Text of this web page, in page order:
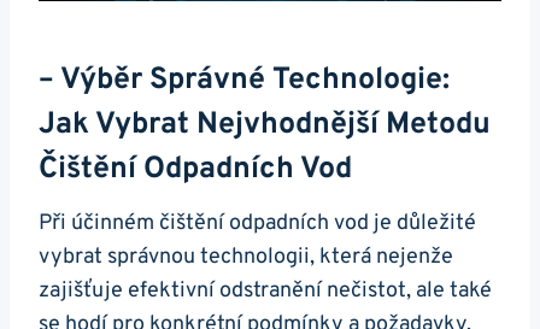
– Výběr Správné Technologie:
Jak Vybrat Nejvhodnější Metodu
Čištění Odpadních Vod
Při účinném čištění odpadních vod je důležité
vybrat správnou technologii, která nejenže
zajišťuje efektivní odstranění nečistot, ale také